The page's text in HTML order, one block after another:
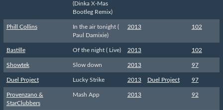
(Dinka X-Mas
Bootleg Remix)
Phill Collins
In the air tonight (
Paul Damixie)
2013 102
Bastille Of the night ( Live) 2013 102
Showtek Slow down 2013 97
Duel Project Lucky Strike 2013 Duel Project 97
Provenzano &
StarClubbers
Mash App 2013 92